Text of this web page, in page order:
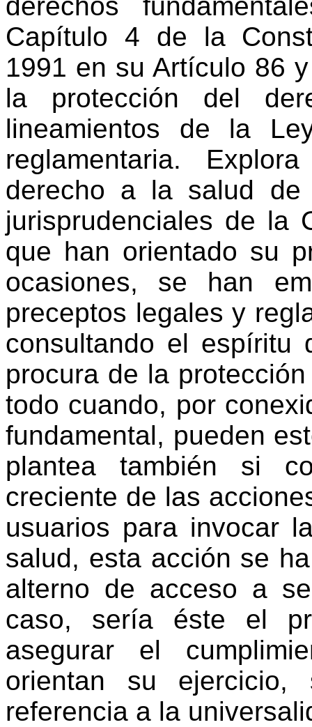
Capítulo 4 de la
1991 en su Artículo 86
la protección del
lineamientos de la
reglamentaria.
derecho a la salud de
jurisprudenciales de la
que han orientado su
ocasiones, se han
preceptos legales y
consultando el espíritu
procura de la
todo cuando, por
fundamental, pueden
plantea también si
creciente de las
usuarios para invocar
salud, esta acción se
alterno de acceso a
caso, sería éste el
asegurar el
orientan su
referencia a la